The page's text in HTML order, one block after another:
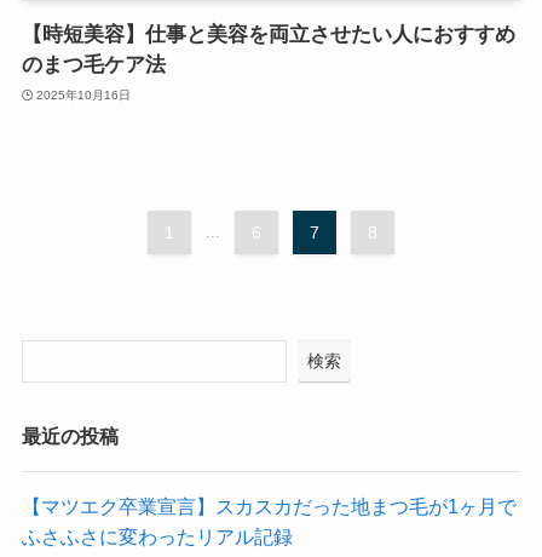
【時短美容】仕事と美容を両立させたい人におすすめ
のまつ毛ケア法
2025年10月16日
1 ... 6 7 8
検索
最近の投稿
【マツエク卒業宣言】スカスカだった地まつ毛が1ヶ月で
ふさふさに変わったリアル記録